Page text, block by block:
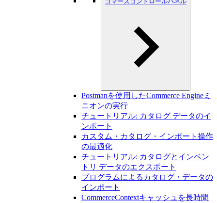
Postmanを使用したCommerce Engineミ
ニオンの実行
チュートリアル: カタログ データのイ
ンポート
カスタム・カタログ・インポート操作
の最適化
チュートリアル: カタログとインベン
トリ データのエクスポート
プログラムによるカタログ・データの
インポート
CommerceContextキャッシュを長時間